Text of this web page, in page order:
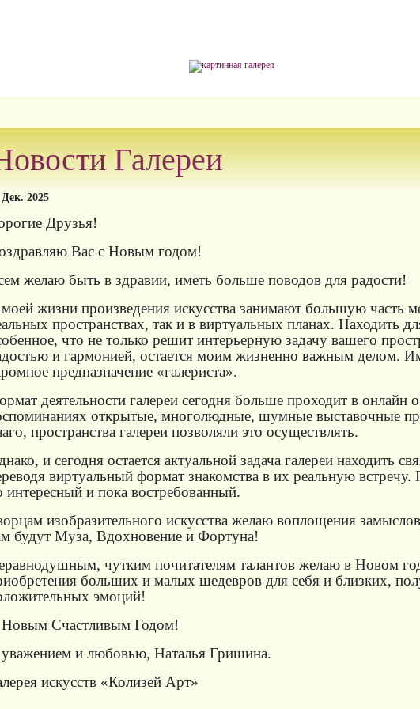
Галереи
Дек. 2025
Друзья!
Вас с Новым годом!
желаю быть в здравии, иметь больше поводов для радости!
жизни произведения искусства занимают большую часть
пространствах, так и в виртуальных планах. Находить
что не только решит интерьерную задачу вашего
и гармонией, остается моим жизненно важным делом.
предназначение «галериста».
деятельности галереи сегодня больше проходит в онлайн
открытые, многолюдные, шумные выставочные
пространства галереи позволяли это осуществлять.
и сегодня остается актуальной задача галереи находить
виртуальный формат знакомства в их реальную
интересный и пока востребованный.
изобразительного искусства желаю воплощения
будут Муза, Вдохновение и Фортуна!
чутким почитателям талантов желаю в Новом
больших и малых шедевров для себя и близких,
эмоций!
Счастливым Годом!
и любовью, Наталья Гришина.
искусств «Колизей Арт»